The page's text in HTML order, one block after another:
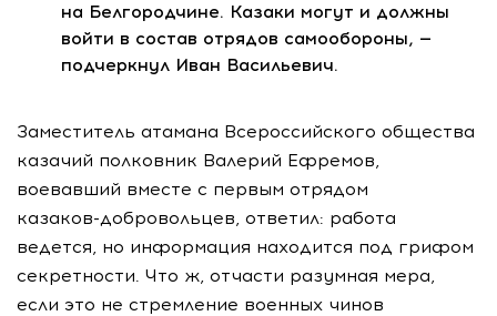
на Белгородчине. Казаки могут и должны
войти в состав отрядов самообороны, —
подчеркнул Иван Васильевич.
Заместитель атамана Всероссийского общества
казачий полковник Валерий Ефремов,
воевавший вместе с первым отрядом
казаков-добровольцев, ответил: работа
ведется, но информация находится под грифом
секретности. Что ж, отчасти разумная мера,
если это не стремление военных чинов